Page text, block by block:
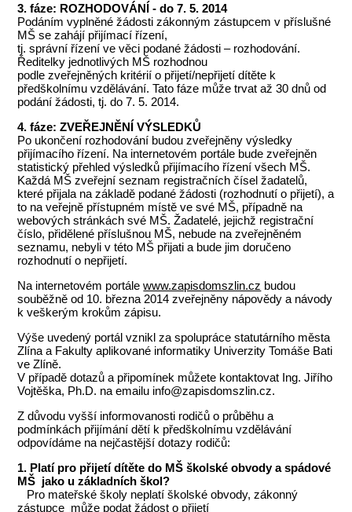
3. fáze: ROZHODOVÁNÍ - do 7. 5. 2014
Podáním vyplněné žádosti zákonným zástupcem v příslušné
MŠ se zahájí přijímací řízení,
tj. správní řízení ve věci podané žádosti – rozhodování.
Ředitelky jednotlivých MŠ rozhodnou
podle zveřejněných kritérií o přijetí/nepřijetí dítěte k
předškolnímu vzdělávání. Tato fáze může trvat až 30 dnů od
podání žádosti, tj. do 7. 5. 2014.
4. fáze: ZVEŘEJNĚNÍ VÝSLEDKŮ
Po ukončení rozhodování budou zveřejněny výsledky
přijímacího řízení. Na internetovém portále bude zveřejněn
statistický přehled výsledků přijímacího řízení všech MŠ.
Každá MŠ zveřejní seznam registračních čísel žadatelů,
které přijala na základě podané žádosti (rozhodnutí o přijetí), a
to na veřejně přístupném místě ve své MŠ, případně na
webových stránkách své MŠ. Žadatelé, jejichž registrační
číslo, přidělené příslušnou MŠ, nebude na zveřejněném
seznamu, nebyli v této MŠ přijati a bude jim doručeno
rozhodnutí o nepřijetí.
Na internetovém portálewww.zapisdomszlin.cz budou
souběžně od 10. března 2014 zveřejněny nápovědy a návody
k veškerým krokům zápisu.
Výše uvedený portál vznikl za spolupráce statutárního města
Zlína a Fakulty aplikované informatiky Univerzity Tomáše Bati
ve Zlíně.
V případě dotazů a připomínek můžete kontaktovat Ing. Jiřího
Vojtěška, Ph.D. na emailu info@zapisdomszlin.cz.
Z důvodu vyšší informovanosti rodičů o průběhu a
podmínkách přijímání dětí k předškolnímu vzdělávání
odpovídáme na nejčastější dotazy rodičů:
1. Platí pro přijetí dítěte do MŠ školské obvody a spádové
MŠ jako u základních škol?
Pro mateřské školy neplatí školské obvody, zákonný
zástupce může podat žádost o přijetí